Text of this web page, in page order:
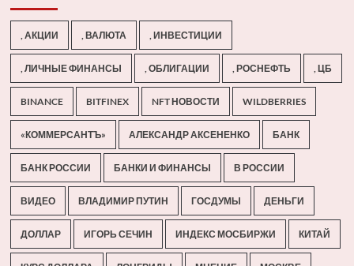
, АКЦИИ , ВАЛЮТА , ИНВЕСТИЦИИ
, ЛИЧНЫЕ ФИНАНСЫ , ОБЛИГАЦИИ , РОСНЕФТЬ , ЦБ
BINANCE BITFINEX NFT НОВОСТИ WILDBERRIES
«КОММЕРСАНТЪ» АЛЕКСАНДР АКСЕНЕНКО БАНК
БАНК РОССИИ БАНКИ И ФИНАНСЫ В РОССИИ
ВИДЕО ВЛАДИМИР ПУТИН ГОСДУМЫ ДЕНЬГИ
ДОЛЛАР ИГОРЬ СЕЧИН ИНДЕКС МОСБИРЖИ КИТАЙ